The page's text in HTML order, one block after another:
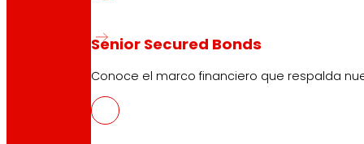
Senior Secured Bonds
Conoce el marco financiero que respalda
Innovación
Tiendas EROSKI